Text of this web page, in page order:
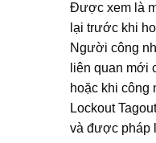
Được xem là
lại trước khi
Người công
liên quan mới
hoặc khi công
Lockout
và được pháp